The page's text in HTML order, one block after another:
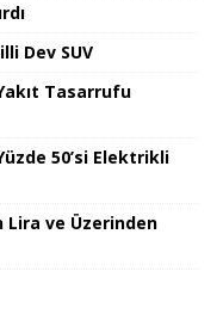
Dev SUV
Tasarrufu
50’si Elektrikli
Lira ve Üzerinden